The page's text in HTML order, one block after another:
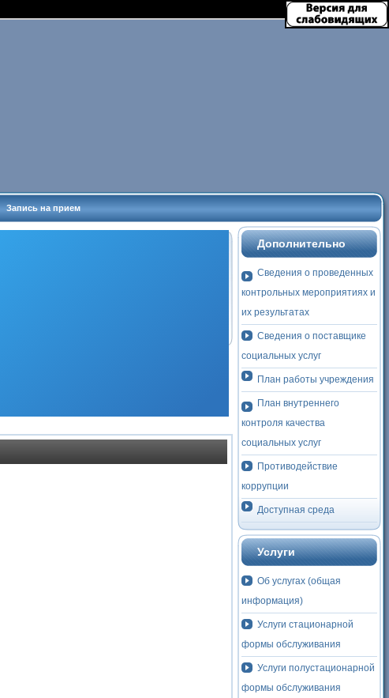
Запись на прием
Дополнительно
Сведения о проведенных
контрольных мероприятиях и
их результатах
Сведения о поставщике
социальных услуг
План работы учреждения
План внутреннего
контроля качества
социальных услуг
Противодействие
коррупции
Доступная среда
Услуги
Об услугах (общая
информация)
Услуги стационарной
формы обслуживания
Услуги полустационарной
формы обслуживания